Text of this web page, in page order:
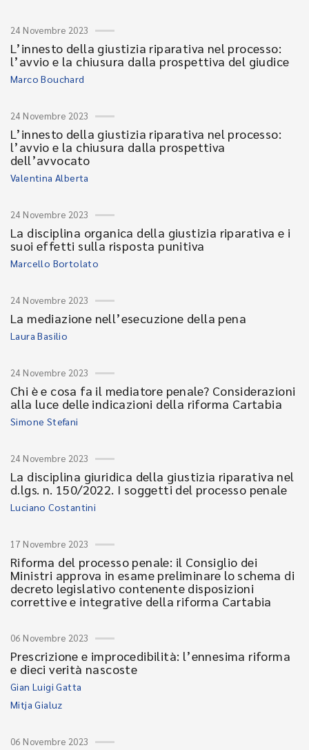
24 Novembre 2023
L’innesto della giustizia riparativa nel processo:
l’avvio e la chiusura dalla prospettiva del giudice
Marco Bouchard
24 Novembre 2023
L’innesto della giustizia riparativa nel processo:
l’avvio e la chiusura dalla prospettiva
dell’avvocato
Valentina Alberta
24 Novembre 2023
La disciplina organica della giustizia riparativa e i
suoi effetti sulla risposta punitiva
Marcello Bortolato
24 Novembre 2023
La mediazione nell’esecuzione della pena
Laura Basilio
24 Novembre 2023
Chi è e cosa fa il mediatore penale? Considerazioni
alla luce delle indicazioni della riforma Cartabia
Simone Stefani
24 Novembre 2023
La disciplina giuridica della giustizia riparativa nel
d.lgs. n. 150/2022. I soggetti del processo penale
Luciano Costantini
17 Novembre 2023
Riforma del processo penale: il Consiglio dei
Ministri approva in esame preliminare lo schema di
decreto legislativo contenente disposizioni
correttive e integrative della riforma Cartabia
06 Novembre 2023
Prescrizione e improcedibilità: l’ennesima riforma
e dieci verità nascoste
Gian Luigi Gatta
Mitja Gialuz
06 Novembre 2023